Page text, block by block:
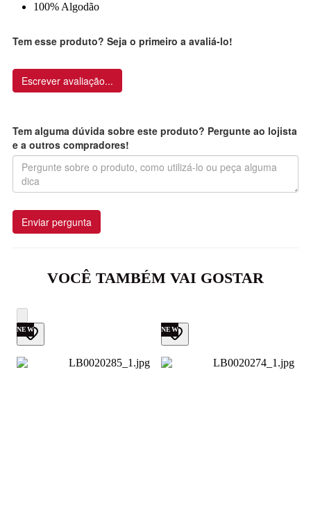
100% Algodão
Tem esse produto? Seja o primeiro a avaliá-lo!
Escrever avaliação...
Tem alguma dúvida sobre este produto? Pergunte ao lojista
e a outros compradores!
Enviar pergunta
VOCÊ TAMBÉM VAI GOSTAR
NEW NEW